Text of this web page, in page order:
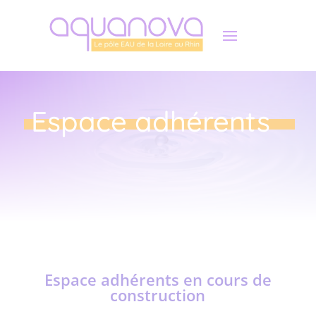
Espace adhérents
Espace adhérents en cours de
construction